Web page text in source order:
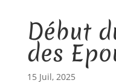
Début
des
15 Juil, 2025